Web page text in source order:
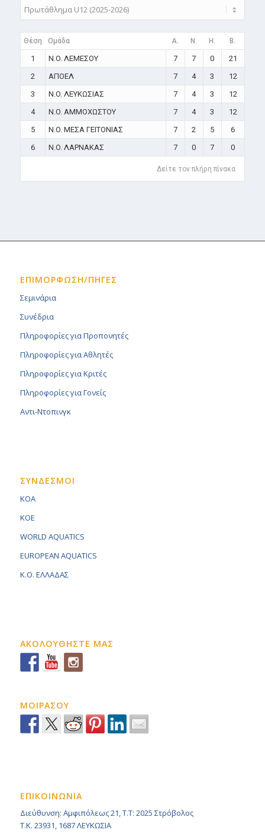
Θέση Ομάδα A. N. H. B.
1 N.O. ΛΕΜΕΣΟΥ 7 7 0
21
2
ΑΠΟΕΛ 7 4 3
12
3
N.O. ΛΕΥΚΩΣΙΑΣ 7 4 3
12
4
N.O. ΑΜΜΟΧΩΣΤΟΥ 7 4 3
12
5
N.O. ΜΕΣΑ ΓΕΙΤΟΝΙΑΣ 7 2 5
6
6
N.O. ΛΑΡΝΑΚΑΣ 7 0 7 0
Δείτε τον πλήρη πίνακα
ΕΠΙΜΟΡΦΩΣΗ/ΠΗΓΕΣ
Σεμινάρια
Συνέδρια
Πληροφορίες για Προπονητές
Πληροφορίες για Αθλητές
Πληροφορίες για Κριτές
Πληροφορίες για Γονείς
Αντι-Ντοπινγκ
ΣΥΝΔΕΣΜΟΙ
KOA
KOE
WORLD AQUATICS
EUROPEAN AQUATICS
K.O. ΕΛΛΑΔΑΣ
ΑΚΟΛΟΥΘΗΣΤΕ ΜΑΣ
ΜΟΙΡΑΣΟΥ
ΕΠΙΚΟΙΝΩΝΙΑ
Διεύθυνση: Αμφιπόλεως 21, Τ.Τ: 2025 Στρόβολος
Τ.Κ. 23931, 1687 ΛΕΥΚΩΣΙΑ